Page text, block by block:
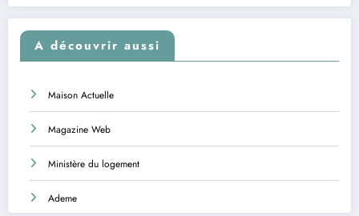
A découvrir aussi
Maison Actuelle
Magazine Web
Ministère du logement
Ademe